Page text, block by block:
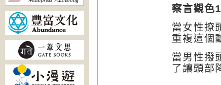
察言觀色1
當女性撩
重複這個
當男性撥
了讓頭部